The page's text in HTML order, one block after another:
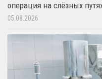
операция на слёзных
05.08.2026